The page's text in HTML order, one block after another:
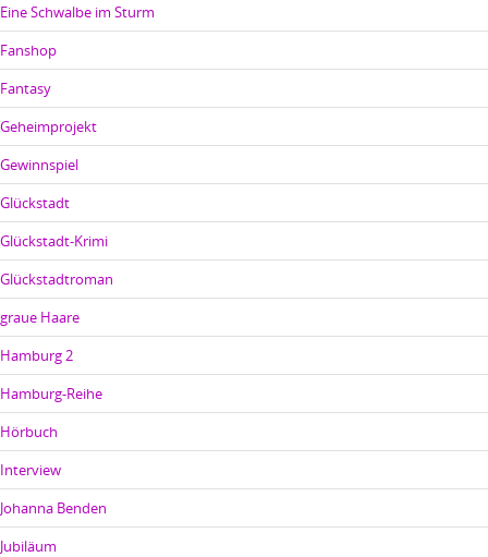
Eine Schwalbe im Sturm
Fanshop
Fantasy
Geheimprojekt
Gewinnspiel
Glückstadt
Glückstadt-Krimi
Glückstadtroman
graue Haare
Hamburg 2
Hamburg-Reihe
Hörbuch
Interview
Johanna Benden
Jubiläum